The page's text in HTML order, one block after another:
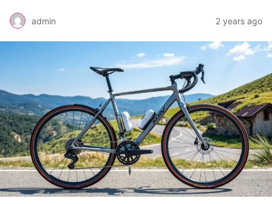
admin 2 years ago